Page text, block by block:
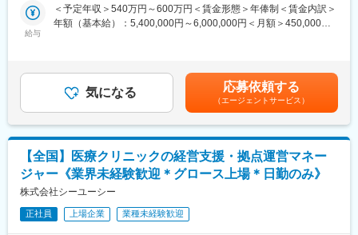
タムスグループでは、年齢や性別に関わらず8,000名以上の職員が
在籍しており、外国人職員や女性管理職も多数活躍しています。
変更の範囲：会社の定める業務
・施設基準管理・各種届出
・窓口収入金・未収金管理及び督促対応
・行政対応・適時調査対応・各種報告対応
・各種統計資料作成及び病院幹部への報告・提言
【勝田台病院について】
診療科目：内科・循環器科・消化器科・呼吸器科・外科・脳神経
外科・整形外科・形成外科・泌尿器科
リハビリテーション科・人間ドック脳ドック・専門外来
※2026年6月30日より医療法人社団桐和会に譲受され、タムスグル
給与
＜予定年収＞540万円～600万円＜賃金形態＞年俸制＜賃金内訳＞
年額（基本給）：5,400,000円～6,000,000円＜月額＞450,000円
給なし■昇給：年1回賃金はあくまでも目安の金額であり、選考を
通じて上下する可能性があります。月給(月額)は固定手当を含めた
気になる 応募依頼する
（エージェントサービス）
【全国】医療クリニックの経営支援・拠点運営マネー
ジャー《業界未経験歓迎＊グロース上場＊日勤のみ》
株式会社シーユーシー
正社員 上場企業 業種未経験歓迎